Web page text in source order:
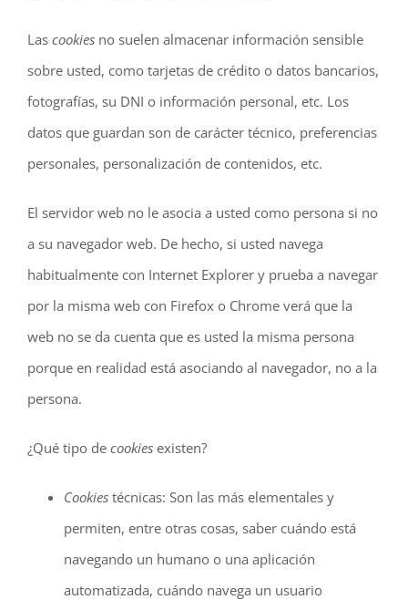
Las cookies no suelen almacenar información sensible
sobre usted, como tarjetas de crédito o datos bancarios,
fotografías, su DNI o información personal, etc. Los
datos que guardan son de carácter técnico, preferencias
personales, personalización de contenidos, etc.
El servidor web no le asocia a usted como persona si no
a su navegador web. De hecho, si usted navega
habitualmente con Internet Explorer y prueba a navegar
por la misma web con Firefox o Chrome verá que la
web no se da cuenta que es usted la misma persona
porque en realidad está asociando al navegador, no a la
persona.
¿Qué tipo de cookies existen?
Cookies técnicas: Son las más elementales y
permiten, entre otras cosas, saber cuándo está
navegando un humano o una aplicación
automatizada, cuándo navega un usuario